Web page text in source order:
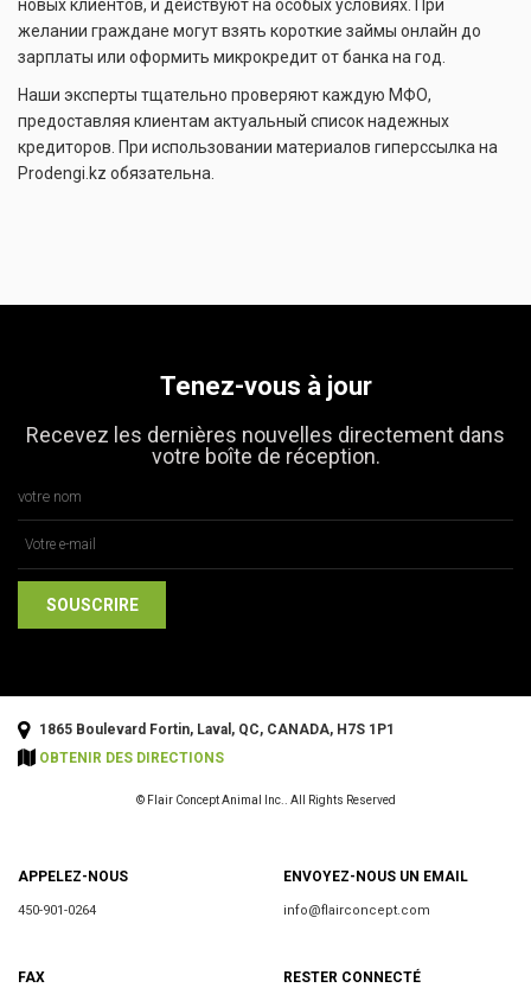
новых клиентов, и действуют на особых условиях. При
желании граждане могут взять короткие займы онлайн до
зарплаты или оформить микрокредит от банка на год.
Наши эксперты тщательно проверяют каждую МФО,
предоставляя клиентам актуальный список надежных
кредиторов. При использовании материалов гиперссылка на
Prodengi.kz обязательна.
Tenez-vous à jour
Recevez les dernières nouvelles directement dans
votre boîte de réception.
1865 Boulevard Fortin, Laval, QC, CANADA, H7S 1P1
OBTENIR DES DIRECTIONS
© Flair Concept Animal Inc.. All Rights Reserved
APPELEZ-NOUS
450-901-0264
FAX
ENVOYEZ-NOUS UN EMAIL
info@flairconcept.com
RESTER CONNECTÉ